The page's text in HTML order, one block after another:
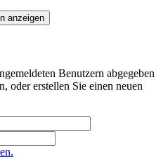
anzeigen
Benutzern abgegeben
oder erstellen Sie einen neuen